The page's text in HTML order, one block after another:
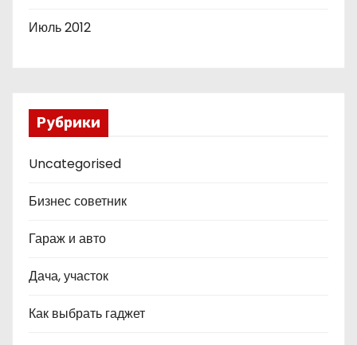
Июль 2012
Рубрики
Uncategorised
Бизнес советник
Гараж и авто
Дача, участок
Как выбрать гаджет